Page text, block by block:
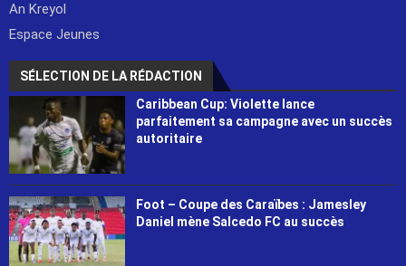
An Kreyol
Espace Jeunes
SÉLECTION DE LA RÉDACTION
Caribbean Cup: Violette lance
parfaitement sa campagne avec un succès
autoritaire
Foot – Coupe des Caraïbes : Jamesley
Daniel mène Salcedo FC au succès